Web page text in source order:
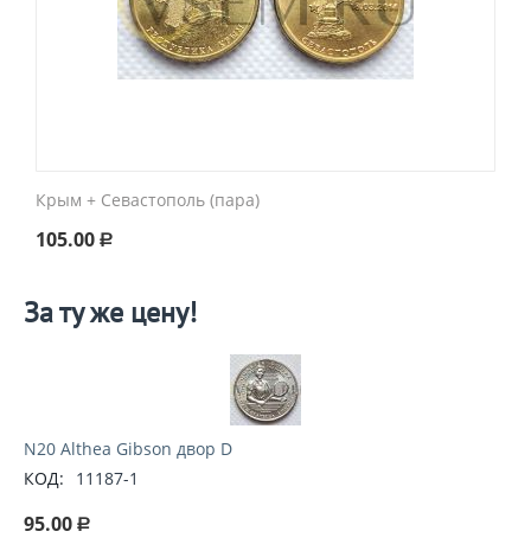
Крым + Севастополь (пара)
105.00 Р
За ту же цену!
N20 Althea Gibson двор D
КОД:
11187-1
95.00 Р